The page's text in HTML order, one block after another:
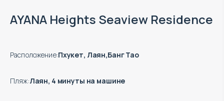
AYANA Heights Seaview Residence
Расположение:Пхукет, Лаян,Банг Тао
Пляж:Лаян, 4 минуты на машине